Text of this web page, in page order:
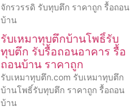
จักรวรรดิ รับทุบตึก ราคาถูก รื้อถอน
บ้าน
รับเหมาทุบตึกบ้านโพธิ์รับ
ทุบตึก รับรื้อถอนอาคาร รื้อ
ถอนบ้าน ราคาถูก
รับเหมาทุบตึก.com รับเหมาทุบตึก
บ้านโพธิ์รับทุบตึก ราคาถูก รื้อถอน
บ้าน